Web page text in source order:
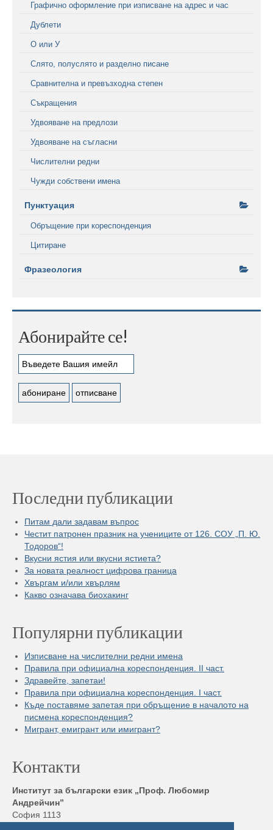
Графично оформление при изписване на адрес и час
Дублети
О или У
Слято, полуслято и разделно писане
Сравнителна и превъзходна степен
Съкращения
Удвояване на предлози
Удвояване на съгласни
Числителни редни
Чужди собствени имена
Пунктуация
Обръщение при кореспонденция
Цитиране
Фразеология
Абонирайте се!
Последни публикации
Питам дали задавам въпрос
Честит патронен празник на учениците от 126. СОУ „П. Ю.
Тодоров“!
Вкусни ястия или вкусни ястиета?
За новата реалност цифрова граница
Хвъргам и/или хвърлям
Какво означава биохакинг
Популярни публикации
Изписване на числителни редни имена
Правила при официална кореспонденция. II част.
Здравейте, запетаи!
Правила при официална кореспонденция. I част.
Къде поставяме запетая при обръщение в началото на
писмена кореспонденция?
Мигрант, емигрант или имигрант?
Контакти
Институт за български език „Проф. Любомир
Андрейчин”
София 1113